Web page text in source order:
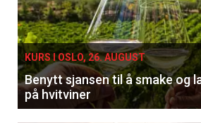
KURS I OSLO, 26. AUGUST
Benytt sjansen til å smake og
på hvitviner